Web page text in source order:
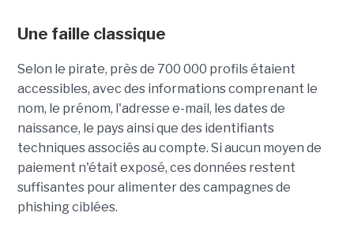
Une faille classique
Selon le pirate, près de 700 000 profils étaient
accessibles, avec des informations comprenant le
nom, le prénom, l'adresse e-mail, les dates de
naissance, le pays ainsi que des identifiants
techniques associés au compte. Si aucun moyen de
paiement n'était exposé, ces données restent
suffisantes pour alimenter des campagnes de
phishing ciblées.